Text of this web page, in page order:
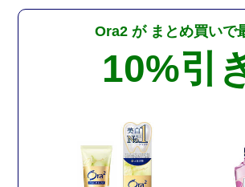
Ora2 が まとめ買いで
10%引